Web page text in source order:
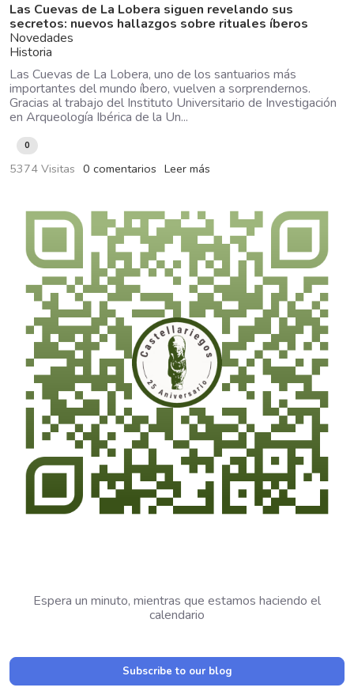
Las Cuevas de La Lobera siguen revelando sus
secretos: nuevos hallazgos sobre rituales íberos
Novedades
Historia
Las Cuevas de La Lobera, uno de los santuarios más
importantes del mundo íbero, vuelven a sorprendernos.
Gracias al trabajo del Instituto Universitario de Investigación
en Arqueología Ibérica de la Un...
0
5374 Visitas 0 comentarios Leer más
Espera un minuto, mientras que estamos haciendo el
calendario
Subscribe to our blog